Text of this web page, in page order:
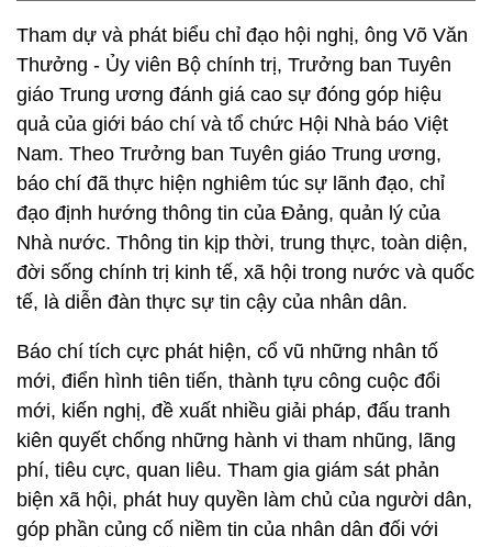
Tham dự và phát biểu chỉ đạo hội nghị, ông Võ Văn
Thưởng - Ủy viên Bộ chính trị, Trưởng ban Tuyên
giáo Trung ương đánh giá cao sự đóng góp hiệu
quả của giới báo chí và tổ chức Hội Nhà báo Việt
Nam. Theo Trưởng ban Tuyên giáo Trung ương,
báo chí đã thực hiện nghiêm túc sự lãnh đạo, chỉ
đạo định hướng thông tin của Đảng, quản lý của
Nhà nước. Thông tin kịp thời, trung thực, toàn diện,
đời sống chính trị kinh tế, xã hội trong nước và quốc
tế, là diễn đàn thực sự tin cậy của nhân dân.
Báo chí tích cực phát hiện, cổ vũ những nhân tố
mới, điển hình tiên tiến, thành tựu công cuộc đổi
mới, kiến nghị, đề xuất nhiều giải pháp, đấu tranh
kiên quyết chống những hành vi tham nhũng, lãng
phí, tiêu cực, quan liêu. Tham gia giám sát phản
biện xã hội, phát huy quyền làm chủ của người dân,
góp phần củng cố niềm tin của nhân dân đối với